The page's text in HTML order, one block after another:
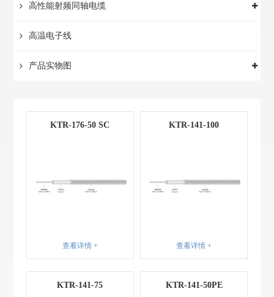
高性能射频同轴电缆
高温电子线
产品实物图
KTR-176-50 SC
查看详情 +
KTR-141-100
查看详情 +
KTR-141-75 KTR-141-50PE